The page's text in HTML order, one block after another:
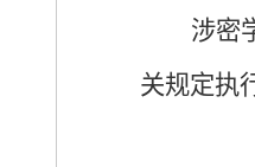
涉密
关规定执